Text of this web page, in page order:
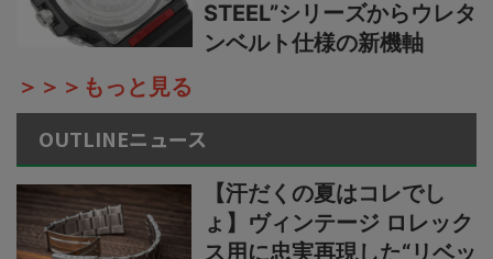
STEEL”シリーズからウレタ
ンベルト仕様の新機軸
＞＞＞もっと見る
OUTLINEニュース
【汗だくの夏はコレでし
ょ】ヴィンテージ ロレック
ス用に忠実再現した“リベッ